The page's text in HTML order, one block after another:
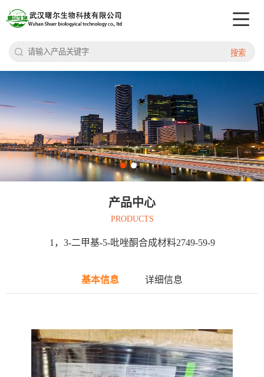
搜索
产品中心
PRODUCTS
1，3-二甲基-5-吡唑酮合成材料2749-59-9
基本信息 详细信息